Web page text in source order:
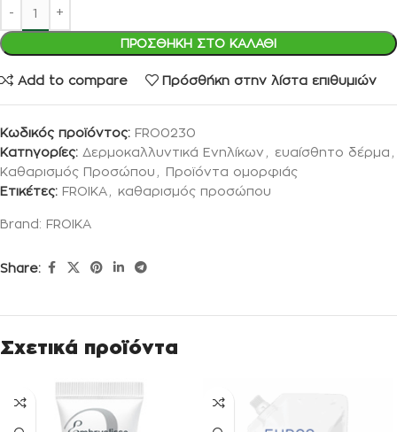
ΠΡΟΣΘΉΚΗ ΣΤΟ ΚΑΛΆΘΙ
Add to compare Πρόσθήκη στην λίστα επιθυμιών
Κωδικός προϊόντος: FRO0230
Κατηγορίες: Δερμοκαλλυντικά Ενηλίκων , ευαίσθητο δέρμα ,
Καθαρισμός Προσώπου , Προϊόντα ομορφιάς
Ετικέτες: FROIKA , καθαρισμός προσώπου
Brand: FROIKA
Share:
Σχετικά προϊόντα